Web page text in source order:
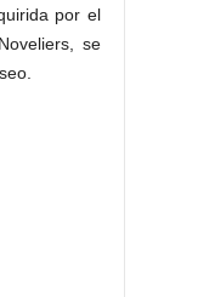
por el
se